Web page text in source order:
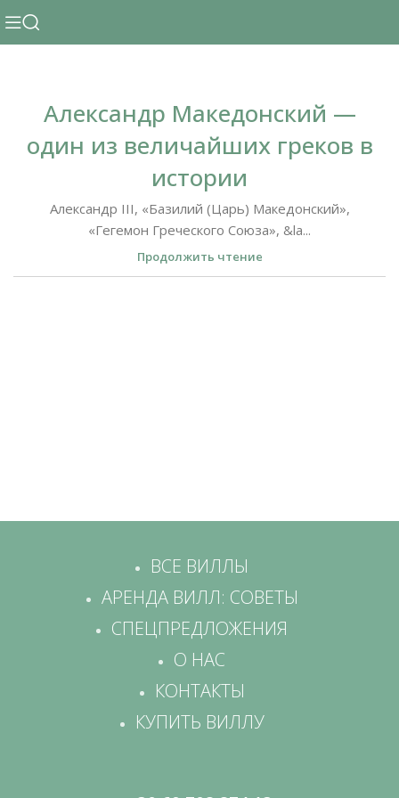
Александр Македонский —
один из величайших греков в
истории
Александр III, «Базилий (Царь) Македонский»,
«Гегемон Греческого Союза», &la...
Продолжить чтение
ВСЕ ВИЛЛЫ
АРЕНДА ВИЛЛ: СОВЕТЫ
СПЕЦПРЕДЛОЖЕНИЯ
О НАС
КОНТАКТЫ
КУПИТЬ ВИЛЛУ